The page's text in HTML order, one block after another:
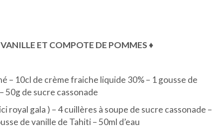
ET COMPOTE DE POMMES ♦
– 10cl de crème fraiche liquide 30% – 1 gousse de
50g de sucre cassonade
royal gala ) – 4 cuillères à soupe de sucre cassonade –
de vanille de Tahiti – 50ml d’eau